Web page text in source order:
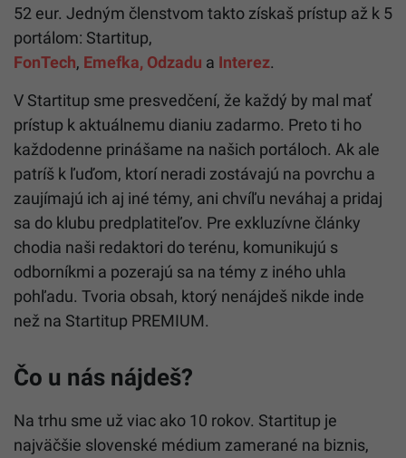
52 eur. Jedným členstvom takto získaš prístup až k 5
portálom: Startitup,
FonTech, Emefka, Odzadu a Interez.
V Startitup sme presvedčení, že každý by mal mať
prístup k aktuálnemu dianiu zadarmo. Preto ti ho
každodenne prinášame na našich portáloch. Ak ale
patríš k ľuďom, ktorí neradi zostávajú na povrchu a
zaujímajú ich aj iné témy, ani chvíľu neváhaj a pridaj
sa do klubu predplatiteľov. Pre exkluzívne články
chodia naši redaktori do terénu, komunikujú s
odborníkmi a pozerajú sa na témy z iného uhla
pohľadu. Tvoria obsah, ktorý nenájdeš nikde inde
než na Startitup PREMIUM.
Čo u nás nájdeš?
Na trhu sme už viac ako 10 rokov. Startitup je
najväčšie slovenské médium zamerané na biznis,